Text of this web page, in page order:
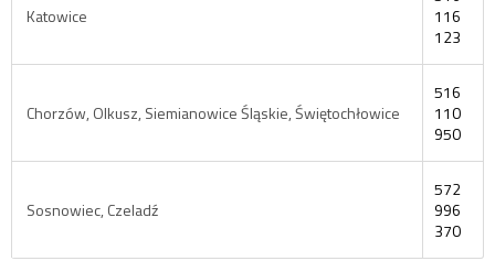
Katowice
116
123
Chorzów, Olkusz, Siemianowice Śląskie, Świętochłowice
516
110
950
Sosnowiec, Czeladź
572
996
370